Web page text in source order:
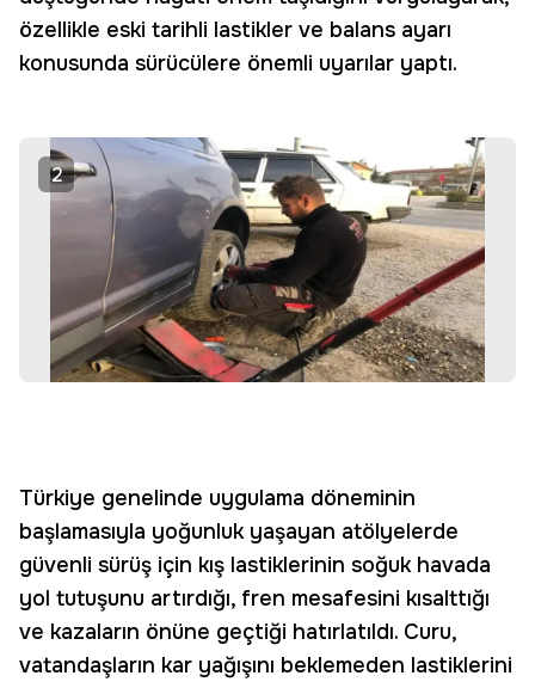
özellikle eski tarihli lastikler ve balans ayarı
konusunda sürücülere önemli uyarılar yaptı.
2
Türkiye genelinde uygulama döneminin
başlamasıyla yoğunluk yaşayan atölyelerde
güvenli sürüş için kış lastiklerinin soğuk havada
yol tutuşunu artırdığı, fren mesafesini kısalttığı
ve kazaların önüne geçtiği hatırlatıldı. Curu,
vatandaşların kar yağışını beklemeden lastiklerini